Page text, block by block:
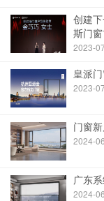
创建
斯门
2023-
皇派
2023-
门窗
2024-
广东
2024-